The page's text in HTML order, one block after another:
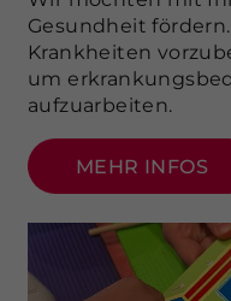
Gesundheit
Krankheiten
um
aufzuarbeiten.
MEHR INFOS